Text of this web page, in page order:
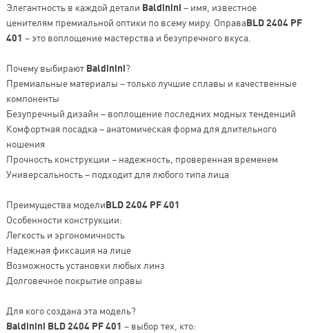
Элегантность в каждой детали Baldinini – имя, известное
ценителям премиальной оптики по всему миру. ОправаBLD 2404 PF
401 – это воплощение мастерства и безупречного вкуса.
Почему выбирают Baldinini?
Премиальные материалы – только лучшие сплавы и качественные
компоненты
Безупречный дизайн – воплощение последних модных тенденций
Комфортная посадка – анатомическая форма для длительного
ношения
Прочность конструкции – надежность, проверенная временем
Универсальность – подходит для любого типа лица
Преимущества моделиBLD 2404 PF 401
Особенности конструкции:
Легкость и эргономичность
Надежная фиксация на лице
Возможность установки любых линз
Долговечное покрытие оправы
Для кого создана эта модель?
Baldinini BLD 2404 PF 401 – выбор тех, кто: